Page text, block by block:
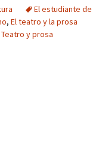
El estudiante de
, El teatro y la prosa
Teatro y prosa